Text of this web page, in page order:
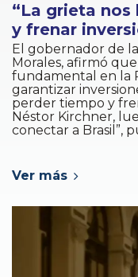
“La grieta
y frenar
El gobernador de
Morales, afirmó
fundamental en la
garantizar
perder tiempo y
Néstor Kirchner,
conectar a Brasil”,
Ver más